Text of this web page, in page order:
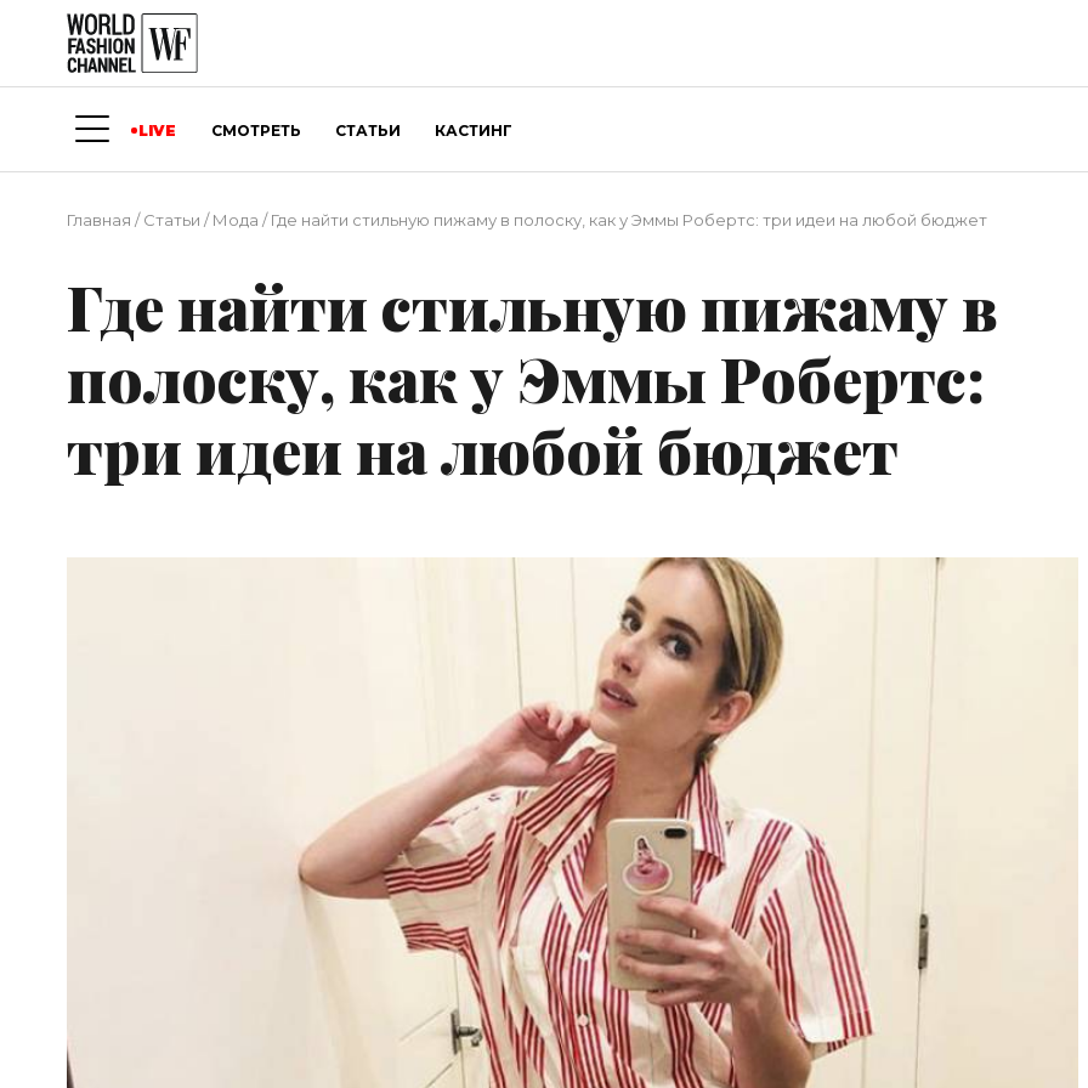
LIVE СМОТРЕТЬ СТАТЬИ КАСТИНГ
Главная /Статьи /Мода /Где найти стильную пижаму в полоску, как у Эммы Робертс: три идеи на любой бюджет
Где найти стильную пижаму в
полоску, как у Эммы Робертс:
три идеи на любой бюджет